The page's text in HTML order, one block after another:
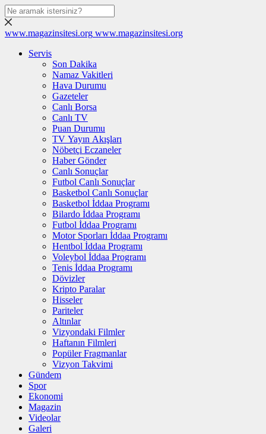
www.magazinsitesi.org www.magazinsitesi.org
Servis
Son Dakika
Namaz Vakitleri
Hava Durumu
Gazeteler
Canlı Borsa
Canlı TV
Puan Durumu
TV Yayın Akışları
Nöbetçi Eczaneler
Haber Gönder
Canlı Sonuçlar
Futbol Canlı Sonuçlar
Basketbol Canlı Sonuçlar
Basketbol İddaa Programı
Bilardo İddaa Programı
Futbol İddaa Programı
Motor Sporları İddaa Programı
Hentbol İddaa Programı
Voleybol İddaa Programı
Tenis İddaa Programı
Dövizler
Kripto Paralar
Hisseler
Pariteler
Altınlar
Vizyondaki Filmler
Haftanın Filmleri
Popüler Fragmanlar
Vizyon Takvimi
Gündem
Spor
Ekonomi
Magazin
Videolar
Galeri